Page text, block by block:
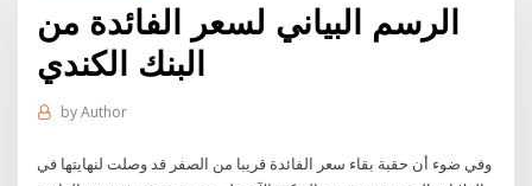
الرسم البياني لسعر الفائدة من
البنك الكندي
byAuthor
وفي ضوء أن حقبة بقاء سعر الفائدة قريبا من الصفر قد وصلت لنهايتها في